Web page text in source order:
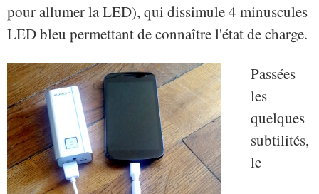
pour allumer la LED), qui dissimule 4 minuscules
LED bleu permettant de connaître l'état de charge.
Passées
les
quelques
subtilités,
le